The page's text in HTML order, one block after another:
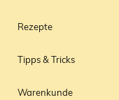
Rezepte
Tipps & Tricks
Warenkunde